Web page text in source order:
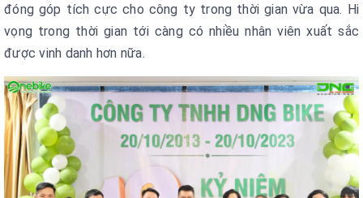
đóng góp tích cực cho công ty trong thời gian vừa qua. Hi
vọng trong thời gian tới càng có nhiều nhân viên xuất sắc
được vinh danh hơn nữa.